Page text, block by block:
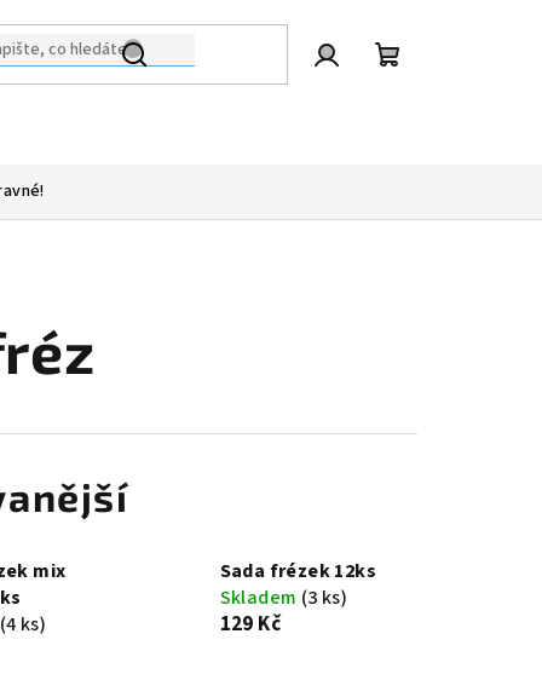
mix
(4 ks)
Sada frézek 12ks
Skladem (3 ks)
129 Kč